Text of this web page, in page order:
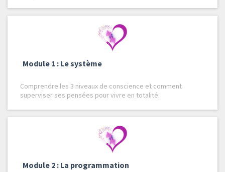
Module 1 : Le système
Comprendre les 3 niveaux de conscience et comment
superviser ses pensées pour vivre en totalité.
Module 2 : La programmation